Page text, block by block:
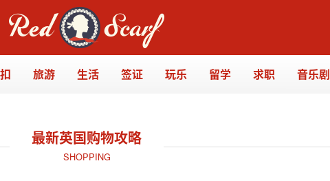
旅游 生活 签证 玩乐 留学 求职 音乐剧
最新英国购物攻略
SHOPPING